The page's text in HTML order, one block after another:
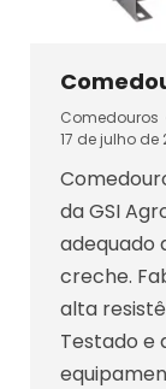
Comedouros
17 de julho de
da GSI
adequado
creche.
alta
Testado e